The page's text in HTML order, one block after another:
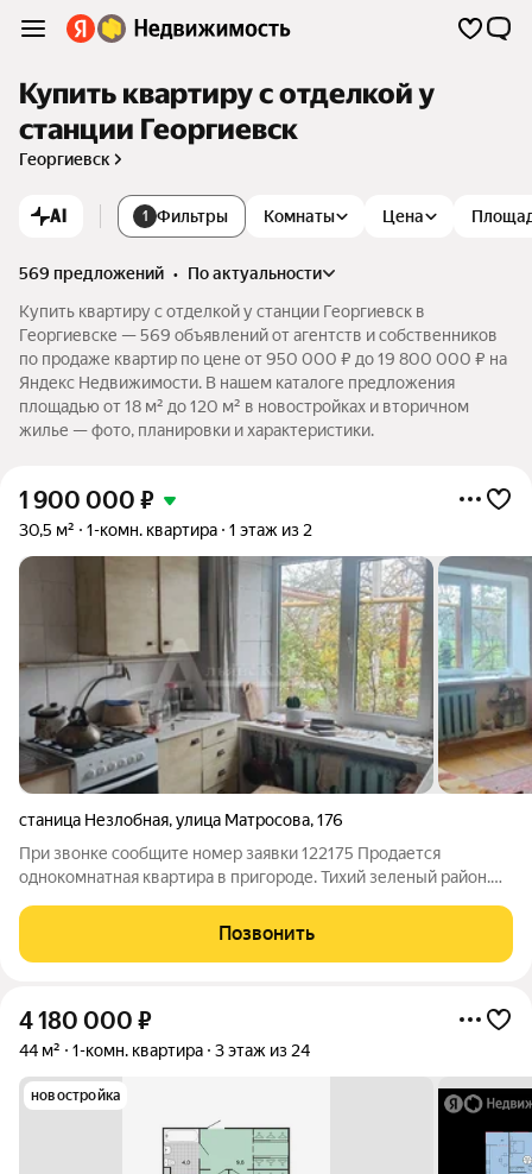
Купить квартиру с отделкой у
станции Георгиевск
Георгиевск
AI 1 Фильтры Комнаты Цена
569 предложений •
по актуальности
Купить квартиру с отделкой у станции Георгиевск в
Георгиевске — 569 объявлений от агентств и собственников
по продаже квартир по цене от 950 000 ₽ до 19 800 000 ₽ на
Яндекс Недвижимости. В нашем каталоге предложения
площадью от 18 м² до 120 м² в новостройках и вторичном
жилье — фото, планировки и характеристики.
1 900 000 ₽
30,5 м² 1-комн. квартира 1 этаж из 2
станица Незлобная,улица Матросова,176
При звонке сообщите номер заявки 122175 Продается
однокомнатная квартира в пригороде. Тихий зеленый район.
ней ни кто не живет. Требуется ремонт.
Позвонить
4 180 000 ₽
44 м² 1-комн. квартира 3 этаж из 24
новостройка